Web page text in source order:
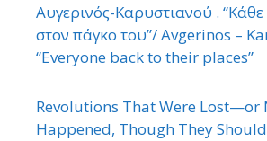
Αυγερινός-Καρυστιανού .
στον πάγκο του”/ Avgerinos –
“Εveryone back to their places”
Revolutions That Were Lost—or
Happened, Though They